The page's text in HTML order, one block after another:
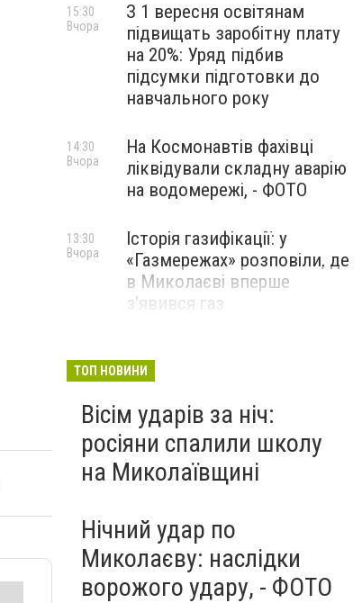
З 1 вересня освітянам
підвищать заробітну плату
на 20%: Уряд підбив
підсумки підготовки до
навчального року
15:30
Вчора
На Космонавтів фахівці
ліквідували складну аварію
на водомережі, - ФОТО
14:30
Вчора
Історія газифікації: у
«Газмережах» розповіли, де
в Миколаєві вперше
з'явився газ
13:30
Вчора
Миколаєві 2026: шукаємо
перезавантаження
ПАРТНЕРСЬКИЙ СПЕЦПРОЄКТ
Вчора
ТОП НОВИНИ
Вісім ударів за ніч:
росіяни спалили школу
на Миколаївщині
Нічний удар по
Миколаєву: наслідки
ворожого удару, - ФОТО